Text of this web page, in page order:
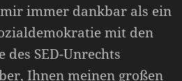
immer dankbar als ein
mit den
SED-Unrechts
Ihnen meinen großen